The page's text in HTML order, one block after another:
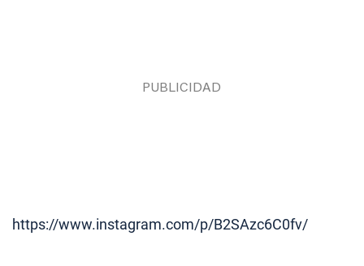
https://www.instagram.com/p/B2SAzc6C0fv/